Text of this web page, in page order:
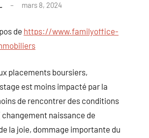
mars 8, 2024
de https://www.familyoffice-
placements boursiers,
est moins impacté par la
de rencontrer des conditions
naissance de
la joie, dommage importante du